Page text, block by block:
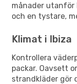
månader utanför
och en tystare,
Klimat i Ibiza
Kontrollera
packar. Oavsett
strandkläder gör